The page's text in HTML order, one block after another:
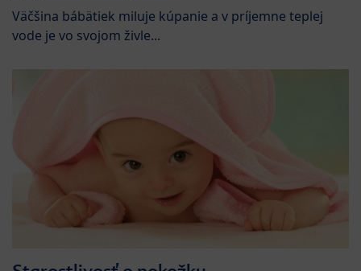
Väčšina bábätiek miluje kúpanie a v príjemne teplej
vode je vo svojom živle...